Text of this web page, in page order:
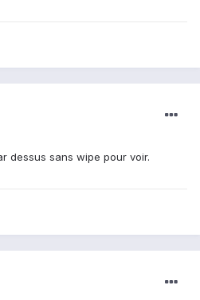
dessus sans wipe pour voir.